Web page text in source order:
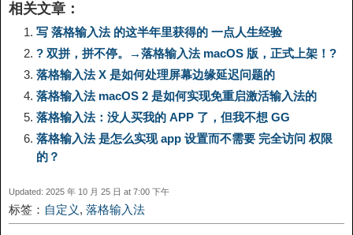
y
L
i
n
g
r
a
b
o
o
o
d
o
e
r
e
n
k
e
d
I
相关文章：
写 落格输入法 的这半年里获得的 一点人生经验
? 双拼，拼不停。→落格输入法 macOS 版，正式上架！?
落格输入法 X 是如何处理屏幕边缘延迟问题的
落格输入法 macOS 2 是如何实现免重启激活输入法的
落格输入法：没人买我的 APP 了，但我不想 GG
落格输入法 是怎么实现 app 设置而不需要 完全访问 权限
的？
Updated: 2025 年 10 月 25 日 at 7:00 下午
标签： 自定义, 落格输入法